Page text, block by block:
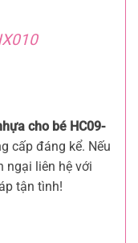
cho bé HC09-
cấp đáng kể. Nếu
ngại liên hệ với
tận tình!